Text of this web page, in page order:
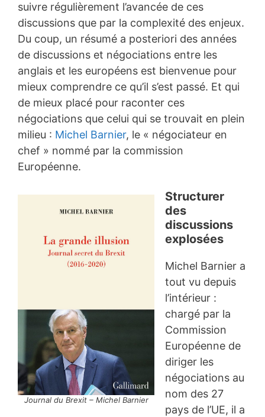
suivre régulièrement l’avancée de ces
discussions que par la complexité des enjeux.
Du coup, un résumé a posteriori des années
de discussions et négociations entre les
anglais et les européens est bienvenue pour
mieux comprendre ce qu’il s’est passé. Et qui
de mieux placé pour raconter ces
négociations que celui qui se trouvait en plein
milieu : Michel Barnier, le « négociateur en
chef » nommé par la commission
Européenne.
Journal du Brexit – Michel Barnier
Structurer
des
discussions
explosées
Michel Barnier a
tout vu depuis
l’intérieur :
chargé par la
Commission
Européenne de
diriger les
négociations au
nom des 27
pays de l’UE, il a